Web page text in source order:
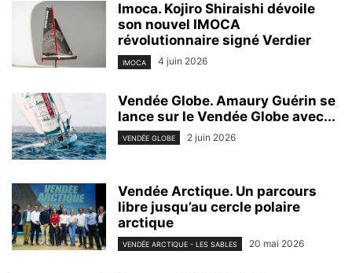
Imoca. Kojiro Shiraishi dévoile
son nouvel IMOCA
révolutionnaire signé Verdier
IMOCA 4 juin 2026
Vendée Globe. Amaury Guérin se
lance sur le Vendée Globe avec...
VENDÉE GLOBE 2 juin 2026
Vendée Arctique. Un parcours
libre jusqu’au cercle polaire
arctique
VENDÉE ARCTIQUE - LES SABLES 20 mai 2026